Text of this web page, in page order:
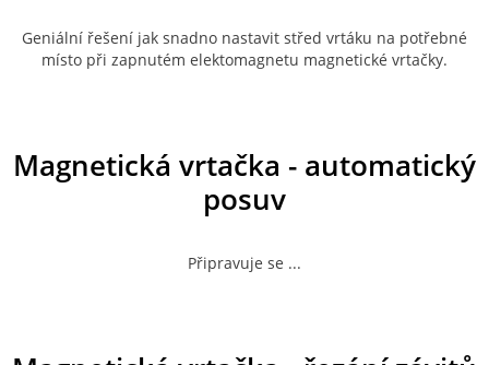
Geniální řešení jak snadno nastavit střed vrtáku na potřebné
místo při zapnutém elektomagnetu magnetické vrtačky.
Magnetická vrtačka - automatický
posuv
Připravuje se ...